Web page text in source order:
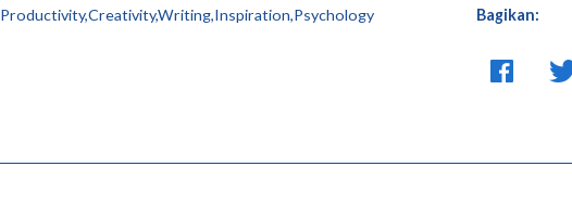
Productivity,Creativity,Writing,Inspiration,Psychology Bagikan: